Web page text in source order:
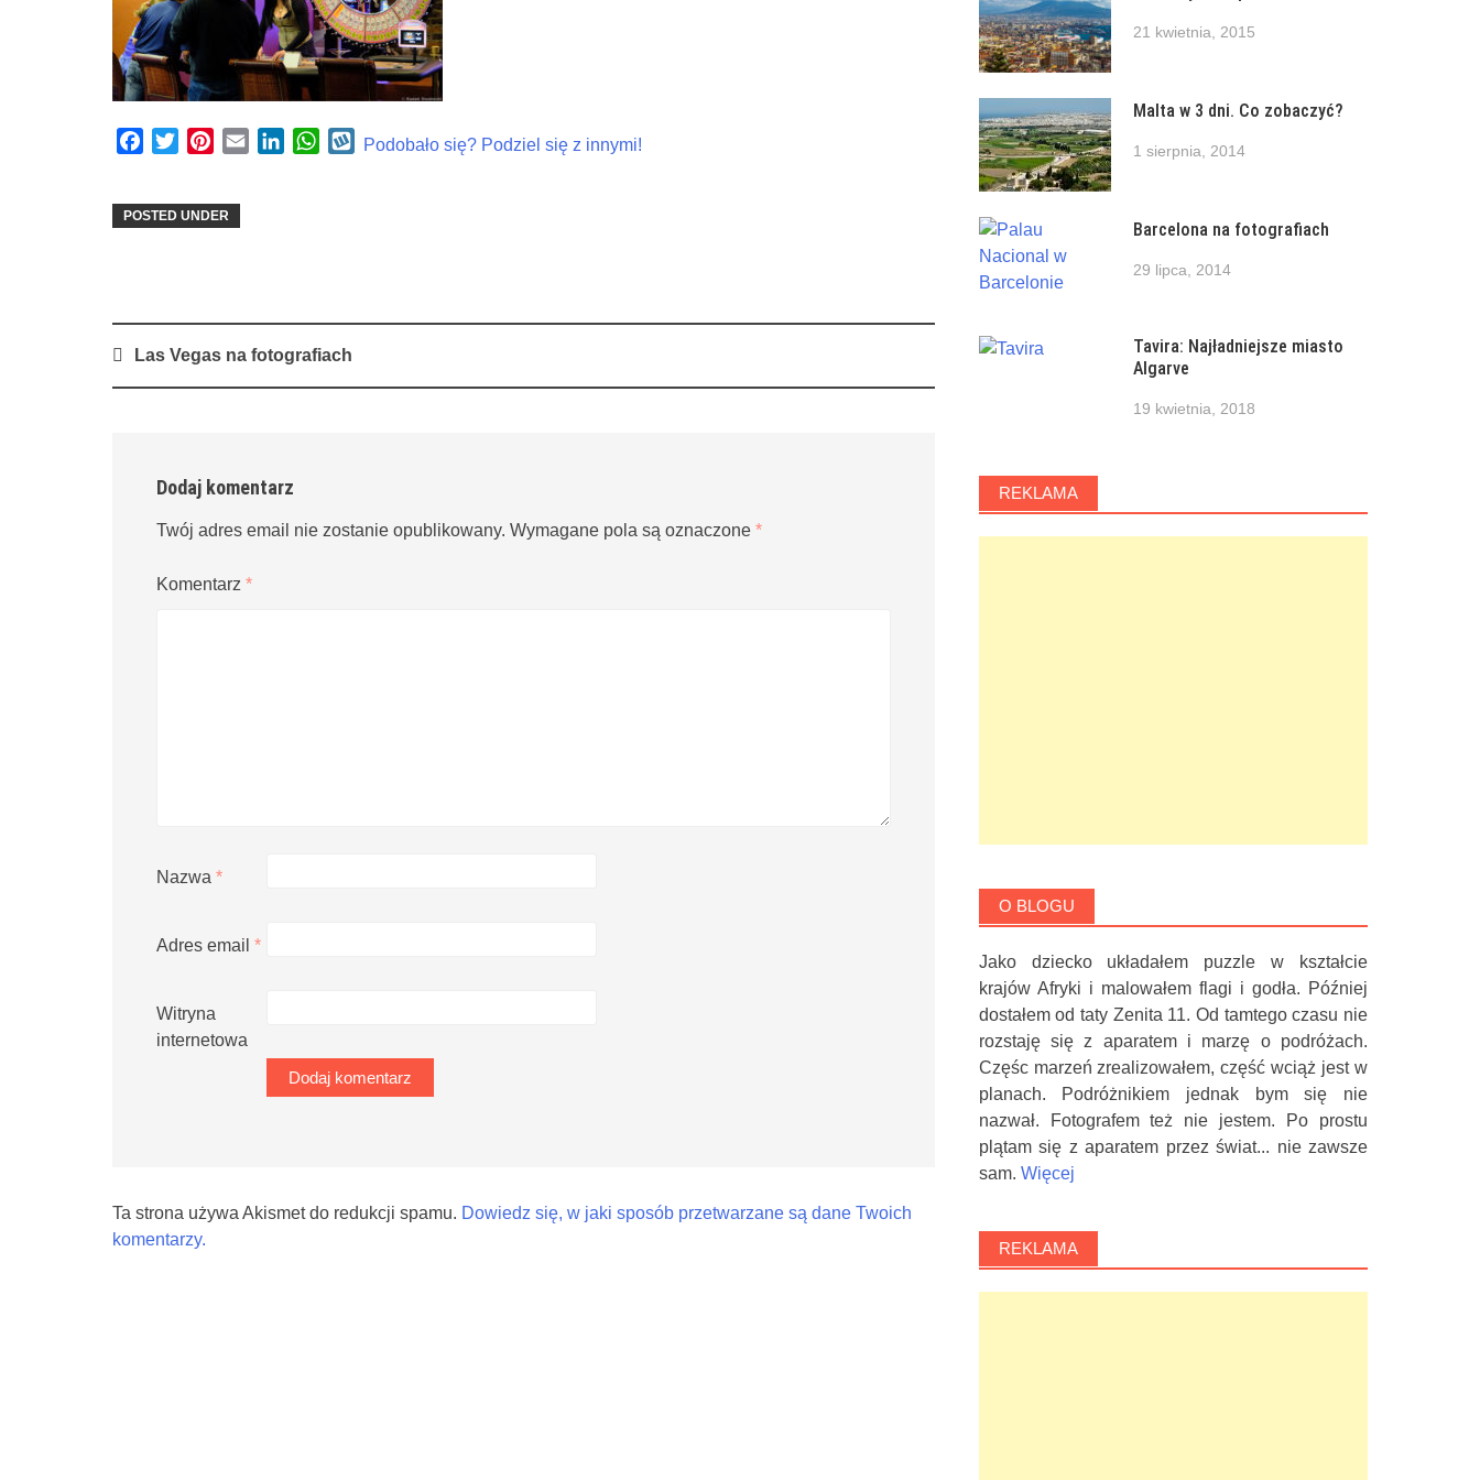
Facebook
TwitterPinterest
Email LinkedInWhatsApp
Wykop
Podobało się? Podziel się z innymi!
POSTED UNDER
PostLas Vegas na fotografiach
Dodaj komentarz
Twój adres email nie zostanie opublikowany. Wymagane pola są oznaczone *
Komentarz *
Nazwa *
Adres email *
Witryna
internetowa
Ta strona używa Akismet do redukcji spamu. Dowiedz się, w jaki sposób przetwarzane są dane Twoich
komentarzy.
21 kwietnia, 2015
Malta w 3 dni. Co zobaczyć?
1 sierpnia, 2014
Barcelona na fotografiach
29 lipca, 2014
Tavira: Najładniejsze miasto
Algarve
19 kwietnia, 2018
REKLAMA
O BLOGU
Jako dziecko układałem puzzle w kształcie
krajów Afryki i malowałem flagi i godła. Później
dostałem od taty Zenita 11. Od tamtego czasu nie
rozstaję się z aparatem i marzę o podróżach.
Częśc marzeń zrealizowałem, część wciąż jest w
planach. Podróżnikiem jednak bym się nie
nazwał. Fotografem też nie jestem. Po prostu
plątam się z aparatem przez świat... nie zawsze
sam. Więcej
REKLAMA